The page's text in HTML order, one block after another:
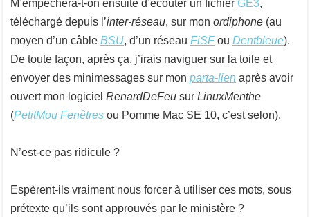
M’empêchera-t-on ensuite d’écouter un fichier GE3,
téléchargé depuis l’inter-réseau, sur mon ordiphone (au
moyen d’un câble BSU, d’un réseau FiSFou Dentbleue).
De toute façon, après ça, j’irais naviguer sur la toile et
envoyer des minimessages sur mon parta-lien après avoir
ouvert mon logiciel RenardDeFeu sur LinuxMenthe
(PetitMou Fenêtres ou Pomme Mac SE 10, c’est selon).
N’est-ce pas ridicule ?
Espèrent-ils vraiment nous forcer à utiliser ces mots, sous
prétexte qu’ils sont approuvés par le ministère ?